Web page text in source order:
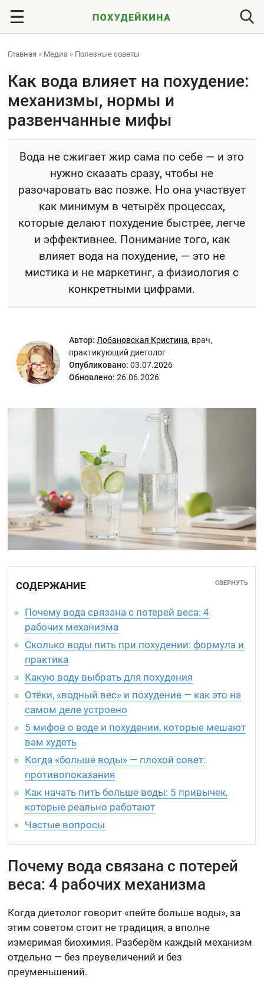
Главная » Медиа » Полезные советы
Как вода влияет на похудение:
механизмы, нормы и
развенчанные мифы
Вода не сжигает жир сама по себе — и это
нужно сказать сразу, чтобы не
разочаровать вас позже. Но она участвует
как минимум в четырёх процессах,
которые делают похудение быстрее, легче
и эффективнее. Понимание того, как
влияет вода на похудение, — это не
мистика и не маркетинг, а физиология с
конкретными цифрами.
Автор: Лобановская Кристина, врач,
практикующий диетолог
Опубликовано: 03.07.2026
Обновлено: 26.06.2026
СОДЕРЖАНИЕ СВЕРНУТЬ
Почему вода связана с потерей веса: 4
рабочих механизма
Сколько воды пить при похудении: формула и
практика
Какую воду выбрать для похудения
Отёки, «водный вес» и похудение — как это на
самом деле устроено
5 мифов о воде и похудении, которые мешают
вам худеть
Когда «больше воды» — плохой совет:
противопоказания
Как начать пить больше воды: 5 привычек,
которые реально работают
Частые вопросы
Почему вода связана с потерей
веса: 4 рабочих механизма
Когда диетолог говорит «пейте больше воды», за
этим советом стоит не традиция, а вполне
измеримая биохимия. Разберём каждый механизм
отдельно — без преувеличений и без
преуменьшений.